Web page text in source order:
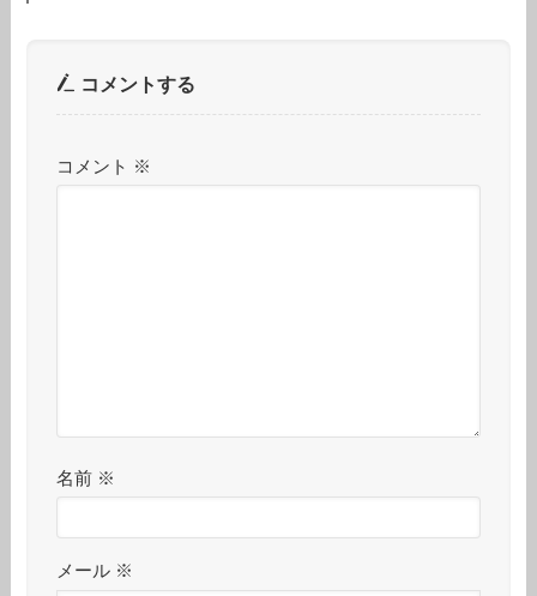
コメントする
コメント ※
名前 ※
メール ※